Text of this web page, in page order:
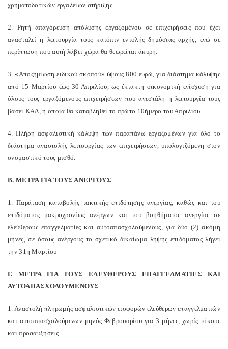
χρηματοδοτικών εργαλείων στήριξης.
2. Ρητή απαγόρευση απόλυσης εργαζομένου σε επιχειρήσεις που έχει
ανασταλεί η λειτουργία τους κατόπιν εντολής δημόσιας αρχής, ενώ σε
περίπτωση που αυτή λάβει χώρα θα θεωρείται άκυρη.
3. «Αποζημίωση ειδικού σκοπού» ύψους 800 ευρώ, για διάστημα κάλυψης
από 15 Μαρτίου έως 30 Απριλίου, ως έκτακτη οικονομική ενίσχυση για
όλους τους εργαζόμενους επιχειρήσεων που ανεστάλη η λειτουργία τους
βάσει ΚΑΔ, η οποία θα καταβληθεί το πρώτο 10ήμερο του Απριλίου.
4. Πλήρη ασφαλιστική κάλυψη των παραπάνω εργαζομένων για όλο το
διάστημα αναστολής λειτουργίας των επιχειρήσεων, υπολογιζόμενη στον
ονομαστικό τους μισθό.
Β. ΜΕΤΡΑ ΓΙΑ ΤΟΥΣ ΑΝΕΡΓΟΥΣ
1. Παράταση καταβολής τακτικής επιδότησης ανεργίας, καθώς και του
επιδόματος μακροχρονίως ανέργων και του βοηθήματος ανεργίας σε
ελεύθερους επαγγελματίες και αυτοαπασχολούμενους, για δύο (2) ακόμη
μήνες, σε όσους ανέργους το σχετικό δικαίωμα λήψης επιδόματος λήγει
την 31η Μαρτίου
Γ. ΜΕΤΡΑ ΓΙΑ ΤΟΥΣ ΕΛΕΥΘΕΡΟΥΣ ΕΠΑΓΓΕΛΜΑΤΙΕΣ ΚΑΙ
ΑΥΤΟΑΠΑΣΧΟΛΟΥΜΕΝΟΥΣ
1. Αναστολή πληρωμής ασφαλιστικών εισφορών ελεύθερων επαγγελματιών
και αυτοαπασχολούμενων μηνός Φεβρουαρίου για 3 μήνες, χωρίς τόκους
και προσαυξήσεις.